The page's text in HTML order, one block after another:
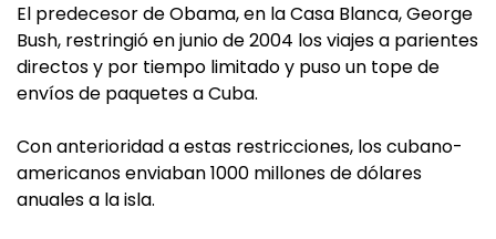
El predecesor de Obama, en la Casa Blanca, George
Bush, restringió en junio de 2004 los viajes a parientes
directos y por tiempo limitado y puso un tope de
envíos de paquetes a Cuba.
Con anterioridad a estas restricciones, los cubano-
americanos enviaban 1000 millones de dólares
anuales a la isla.